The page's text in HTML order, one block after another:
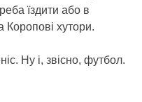
їздити або в
Коропові хутори.
Ну і, звісно, футбол.